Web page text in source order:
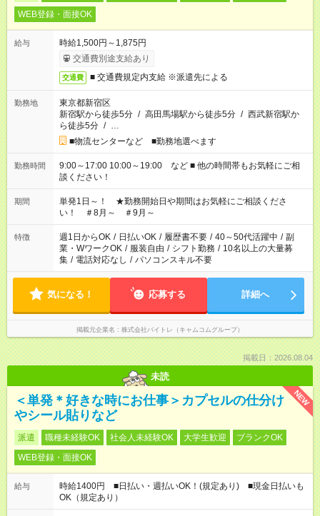
WEB登録・面接OK
給与
時給1,500円～1,875円
交通費別途支給あり
交通費 ■ 交通費規定内支給 ※派遣先による
勤務地
東京都新宿区
新宿駅から徒歩5分 / 高田馬場駅から徒歩5分 / 西武新宿駅か
ら徒歩5分 / …
■物流センターなど ■勤務地選べます
勤務時間
9:00～17:00 10:00～19:00 など ■ 他の時間帯もお気軽にご相
談ください！
期間
単発1日～！ ★勤務開始日や期間はお気軽にご相談くださ
い！ ＃8月～ ＃9月～
特徴 週1日からOK / 日払いOK / 履歴書不要 / 40～50代活躍中 / 副
業・WワークOK / 服装自由 / シフト勤務 / 10名以上の大量募
集 / 電話対応なし / パソコンスキル不要
気になる！ 応募する 詳細へ
掲載元企業名 株式会社バイトレ（キャムコムグループ）
掲載日：2026.08.04
未読
NEW
＜単発＊好きな時にお仕事＞カプセルの仕分け
やシール貼りなど
派遣 職種未経験OK 社会人未経験OK 大学生歓迎
ブランクOK
WEB登録・面接OK
給与
時給1400円 ■日払い・週払いOK！(規定あり) ■現金日払いも
OK（規定あり）